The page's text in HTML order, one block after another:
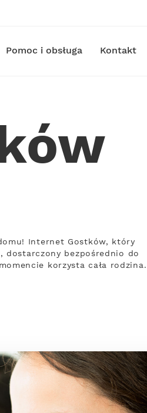
Pomoc i obsługa Kontakt
Internet Gostków, który
dostarczony bezpośrednio do
korzysta cała rodzina.